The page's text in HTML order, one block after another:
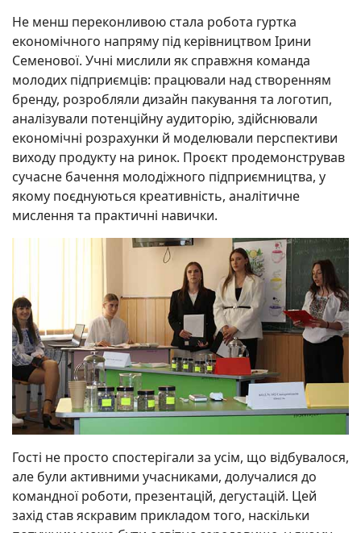
Не менш переконливою стала робота гуртка
економічного напряму під керівництвом Ірини
Семенової. Учні мислили як справжня команда
молодих підприємців: працювали над створенням
бренду, розробляли дизайн пакування та логотип,
аналізували потенційну аудиторію, здійснювали
економічні розрахунки й моделювали перспективи
виходу продукту на ринок. Проєкт продемонстрував
сучасне бачення молодіжного підприємництва, у
якому поєднуються креативність, аналітичне
мислення та практичні навички.
Гості не просто спостерігали за усім, що відбувалося,
але були активними учасниками, долучалися до
командної роботи, презентацій, дегустацій. Цей
захід став яскравим прикладом того, наскільки